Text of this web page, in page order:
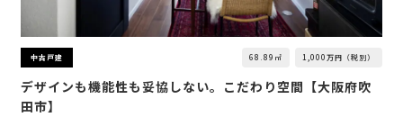
中古戸建 68.89㎡ 1,000万円（税別）
デザインも機能性も妥協しない。こだわり空間【大阪府吹
田市】